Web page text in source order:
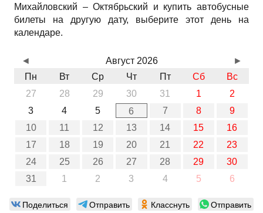
Михайловский – Октябрьский и купить автобусные
билеты на другую дату, выберите этот день на
календаре.
Август 2026
Пн
Вт Ср Чт Пт Сб
Вс
27
28 29 30 31 1
2
3
4 5 6 7 8
9
10
11 12 13 14 15
16
17
18 19 20 21 22
23
24
25 26 27 28 29
30
31
1 2 3 4 5 6
◄ ►
Поделиться Отправить Класснуть
Отправить